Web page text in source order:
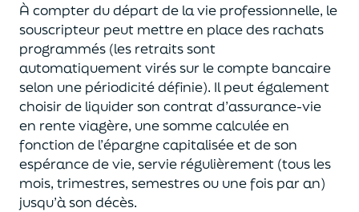
À compter du départ de la vie professionnelle, le
souscripteur peut mettre en place des rachats
programmés (les retraits sont
automatiquement virés sur le compte bancaire
selon une périodicité définie). Il peut également
choisirde liquider son contrat d’assurance-vie
en rente viagère, une somme calculée en
fonction de l’épargne capitalisée et deson
espérance de vie, servie régulièrement (tous les
mois, trimestres, semestres ou une fois par an)
jusqu’à son décès.